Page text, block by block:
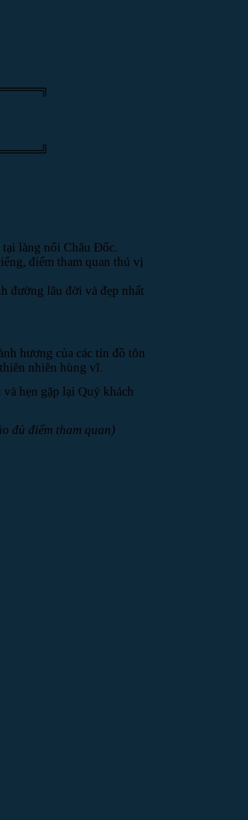
tại làng nổi Châu Đốc.
điểm tham quan thú vị
đường lâu đời và đẹp nhất
hương của các tín đồ tôn
nhiên hùng vĩ.
hẹn gặp lại Quý khách
đủ điểm tham quan)